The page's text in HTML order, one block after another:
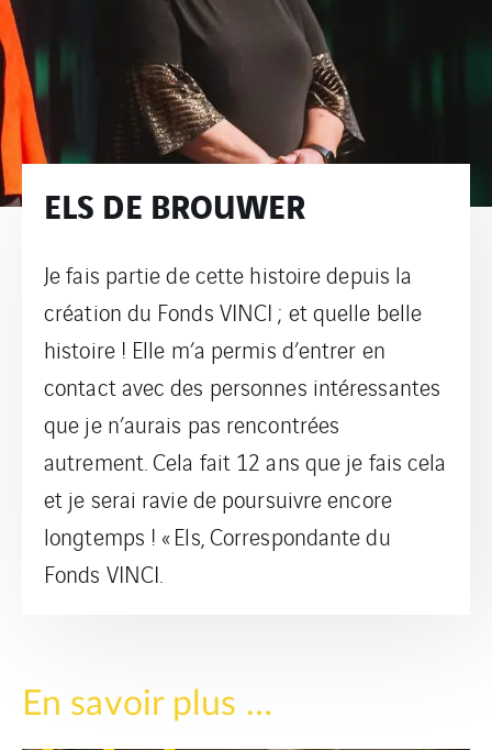
ELS DE BROUWER
Je fais partie de cette histoire depuis la
création du Fonds VINCI ; et quelle belle
histoire ! Elle m’a permis d’entrer en
contact avec des personnes intéressantes
que je n’aurais pas rencontrées
autrement. Cela fait 12 ans que je fais cela
et je serai ravie de poursuivre encore
longtemps ! « Els, Correspondante du
Fonds VINCI.
En savoir plus …